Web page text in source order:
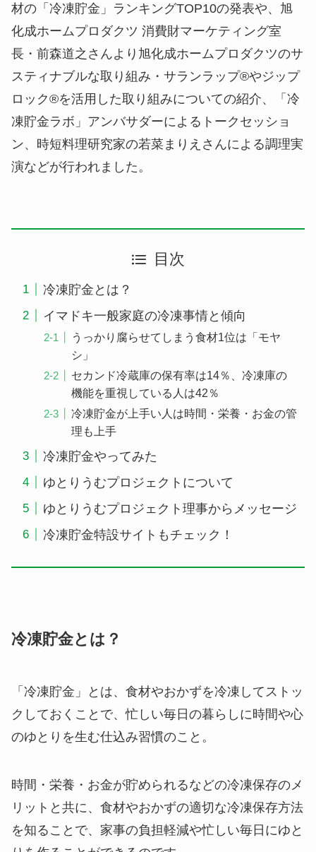
材の「冷凍貯金」ランキングTOP10の発表や、旭
化成ホームプロダクツ 消費財マーケティング室
長・前森道之さんより旭化成ホームプロダクツのサ
スティナブルな取り組み・サランラップ®やジップ
ロック®を活用した取り組みについての紹介、「冷
凍貯金ラボ」アンバサダーによるトークセッショ
ン、時短料理研究家の若菜まりえさんによる調理実
演などが行われました。
目次
冷凍貯金とは？
イマドキ一般家庭の冷凍事情と傾向
うっかり腐らせてしまう食材1位は「モヤ
シ」
セカンド冷蔵庫の保有率は14％、冷凍庫の
機能を重視している人は42％
冷凍貯金が上手い人は時間・栄養・お金の管
理も上手
冷凍貯金やってみた
ゆとりうむプロジェクトについて
ゆとりうむプロジェクト理事からメッセージ
冷凍貯金特設サイトもチェック！
冷凍貯金とは？
「 冷凍貯金 」とは、 食材やおかずを冷凍してストッ
クしておく ことで、忙しい毎日の暮らしに時間や心
のゆとりを生む仕込み習慣のこと。
時間・栄養・お金が貯められるなどの冷凍保存のメ
リットと共に、食材やおかずの適切な冷凍保存方法
を知ることで、 家事の負担軽減や忙しい毎日にゆと